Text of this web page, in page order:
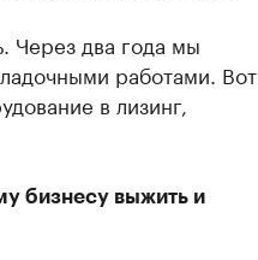
Через два года мы
работами. Вот
в лизинг,
бизнесу выжить и